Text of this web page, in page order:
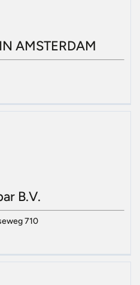
AMSTERDAM
B.V.
710